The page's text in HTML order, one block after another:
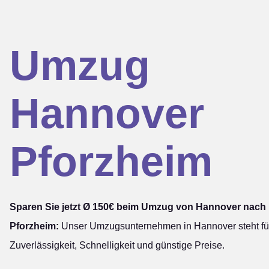
Umzug
Hannover
Pforzheim
Sparen Sie jetzt Ø 150€ beim Umzug von Hannover nach
Pforzheim: Unser Umzugsunternehmen in Hannover steht
Zuverlässigkeit, Schnelligkeit und günstige Preise.